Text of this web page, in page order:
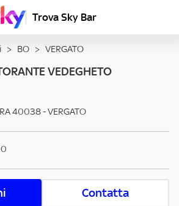
Trova Sky Bar
> BO > VERGATO
VEDEGHETO
40038-VERGATO
Contatta